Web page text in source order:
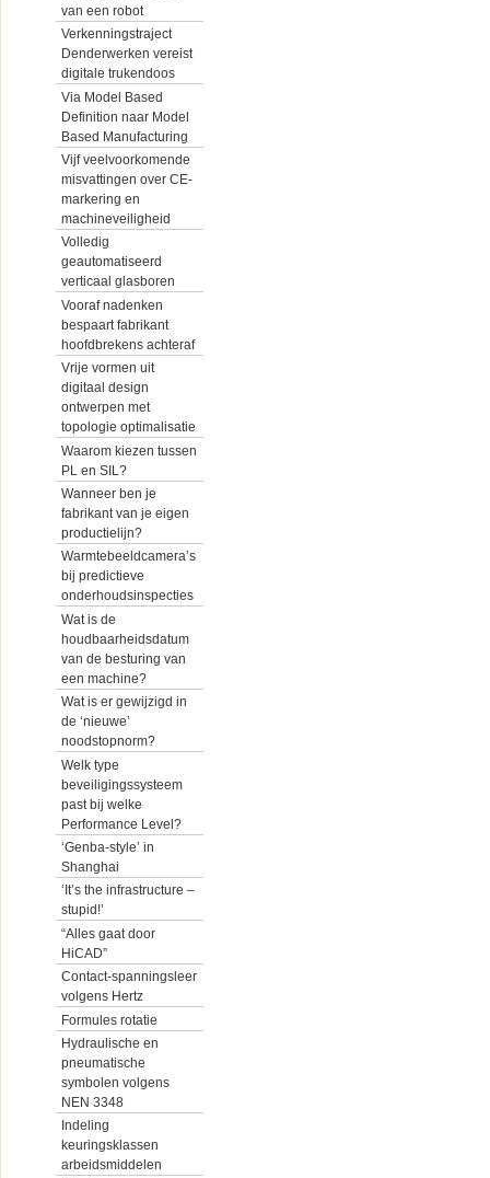
van een robot
Verkenningstraject
Denderwerken vereist
digitale trukendoos
Via Model Based
Definition naar Model
Based Manufacturing
Vijf veelvoorkomende
misvattingen over CE-
markering en
machineveiligheid
Volledig
geautomatiseerd
verticaal glasboren
Vooraf nadenken
bespaart fabrikant
hoofdbrekens achteraf
Vrije vormen uit
digitaal design
ontwerpen met
topologie optimalisatie
Waarom kiezen tussen
PL en SIL?
Wanneer ben je
fabrikant van je eigen
productielijn?
Warmtebeeldcamera’s
bij predictieve
onderhoudsinspecties
Wat is de
houdbaarheidsdatum
van de besturing van
een machine?
Wat is er gewijzigd in
de ‘nieuwe’
noodstopnorm?
Welk type
beveiligingssysteem
past bij welke
Performance Level?
‘Genba-style’ in
Shanghai
‘It’s the infrastructure –
stupid!’
“Alles gaat door
HiCAD”
Contact-spanningsleer
volgens Hertz
Formules rotatie
Hydraulische en
pneumatische
symbolen volgens
NEN 3348
Indeling
keuringsklassen
arbeidsmiddelen